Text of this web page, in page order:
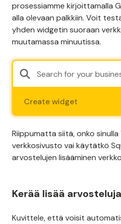
prosessiamme kirjoittamalla
alla olevaan palkkiin. Voit
yhden widgetin suoraan
muutamassa minuutissa.
Create widget
Riippumatta siitä, onko
verkkosivusto vai käytätkö
arvostelujen lisääminen
Kerää lisää
Kuvittele, että voisit